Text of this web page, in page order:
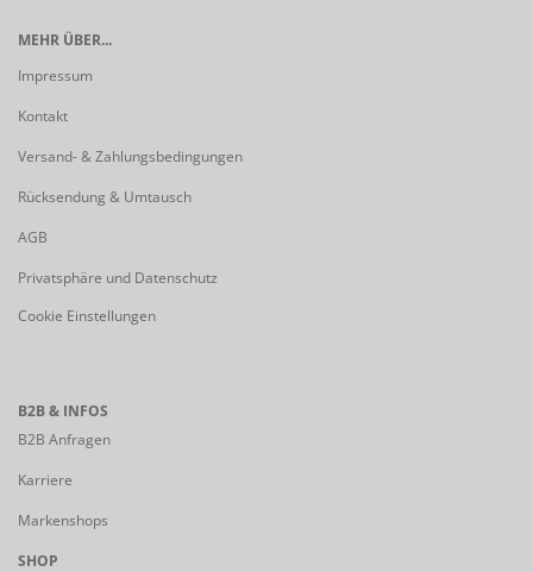
MEHR ÜBER...
Impressum
Kontakt
Versand- & Zahlungsbedingungen
Rücksendung & Umtausch
AGB
Privatsphäre und Datenschutz
Cookie Einstellungen
B2B & INFOS
B2B Anfragen
Karriere
Markenshops
SHOP